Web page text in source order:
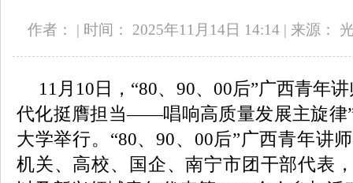
作者： | 时间： 2025年11月14日 14:14 | 来源：
11月10日，“80、90、00后”广西青年
代化挺膺担当——唱响高质量发展主旋律
大学举行。“80、90、00后”广西青年讲
机关、高校、国企、南宁市团干部代表